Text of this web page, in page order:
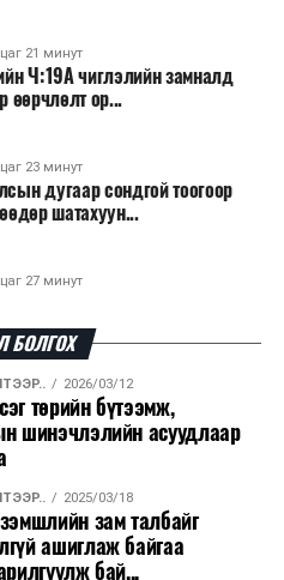
Өмнөд Солонгос
технологийг ашиглаж
лаг шатаах үйлдвэрээс
авах технологи
төвлөрсөн лаг
дулаан, цахилгаан
технологийг лагийн
ашиглах чиглэлээр олон
21 минут
Ч:19А чиглэлийн замналд
өөрчлөлт ор...
23 минут
дугаар сондгой тоогоор
шатахуун...
27 минут
2026/08/06
компанийн ерөнхий
дэлбэлжээ...
тав хоногт 10 мянга гаруй
и...
БОЛГОХ
2026/03/12
төрийн бүтээмж,
шинэчлэлийн асуудлаар
2025/03/18
зам талбайг
ашиглаж байгаа
бай...